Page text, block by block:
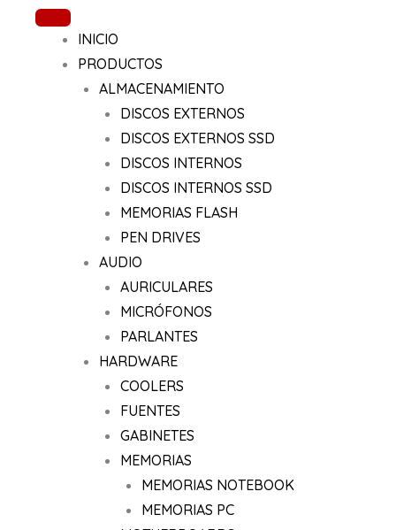
contenido
INICIO
PRODUCTOS
ALMACENAMIENTO
DISCOS EXTERNOS
DISCOS EXTERNOS SSD
DISCOS INTERNOS
DISCOS INTERNOS SSD
MEMORIAS FLASH
PEN DRIVES
AUDIO
AURICULARES
MICRÓFONOS
PARLANTES
HARDWARE
COOLERS
FUENTES
GABINETES
MEMORIAS
MEMORIAS NOTEBOOK
MEMORIAS PC